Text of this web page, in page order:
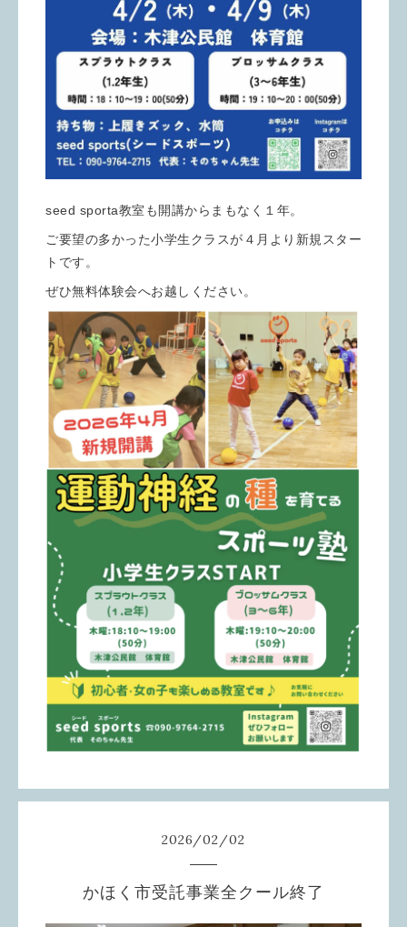
seed sporta教室も開講からまもなく１年。
ご要望の多かった小学生クラスが４月より新規スター
トです。
ぜひ無料体験会へお越しください。
2026/02/02
かほく市受託事業全クール終了